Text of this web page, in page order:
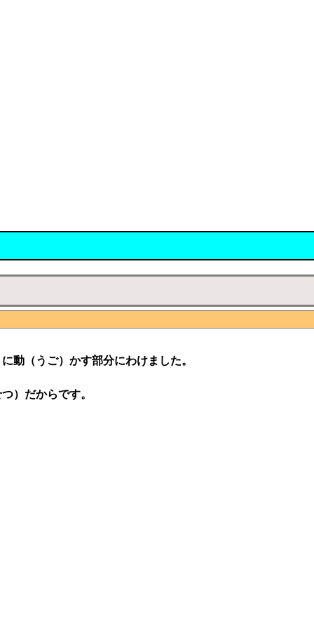
動（うご）かす部分にわけました。
）だからです。